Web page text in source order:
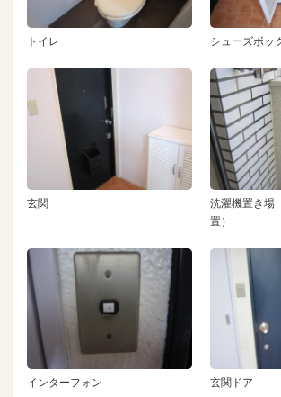
トイレ シューズボッ
玄関
洗濯機置き場
置）
インターフォン 玄関ドア